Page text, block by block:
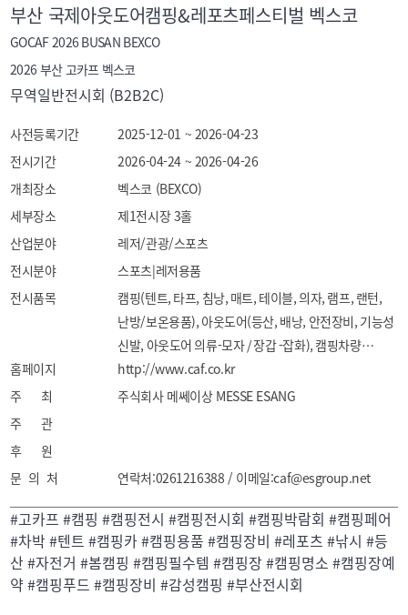
부산 국제아웃도어캠핑&레포츠페스티벌 벡스코
GOCAF 2026 BUSAN BEXCO
2026 부산 고카프 벡스코
무역일반전시회 (B2B2C)
사전등록기간
2025-12-01 ~ 2026-04-23
전시기간
2026-04-24 ~ 2026-04-26
개최장소
벡스코 (BEXCO)
세부장소
제1전시장 3홀
산업분야
레저/관광/스포츠
전시분야
스포츠|레저용품
전시품목
캠핑(텐트, 타프, 침낭, 매트, 테이블, 의자, 램프, 랜턴,
난방/보온용품), 아웃도어(등산, 배낭, 안전장비, 기능성
신발, 아웃도어 의류-모자 / 장갑 -잡화), 캠핑차량
(캠핑카, 카라반, 트레일러, 루프탑, SUV / RV차량,
캠핑카 렌트), 캠핑푸드(밀키트, 주류, 카페, 디저트),
스노쿨링, 스쿠버다이빙, 래프팅/ 카누 / 카약), 안전
용품(응급처치용품, 위생용품, 보안용품, 소화기)
홈페이지
http://www.caf.co.kr
주 최
주식회사 메쎄이상 MESSE ESANG
주 관
후 원
문 의 처
연락처:0261216388 / 이메일:caf@esgroup.net
#고카프 #캠핑 #캠핑전시 #캠핑전시회 #캠핑박람회 #캠핑페어
#차박 #텐트 #캠핑카 #캠핑용품 #캠핑장비 #레포츠 #낚시 #등
산 #자전거 #봄캠핑 #캠핑필수템 #캠핑장 #캠핑명소 #캠핑장예
약 #캠핑푸드 #캠핑장비 #감성캠핑 #부산전시회